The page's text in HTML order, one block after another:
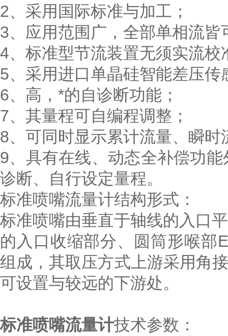
2、采用国际标准与加工；
3、应用范围广，全部单相流
4、标准型节流装置无须实流校
5、采用进口单晶硅智能差压传
6、高，*的自诊断功能；
7、其量程可自编程调整；
8、可同时显示累计流量、瞬时
9、具有在线、动态全补偿功
诊断、自行设定量程。
标准喷嘴流量计结构形式：
标准喷嘴由垂直于轴线的入口
的入口收缩部分、圆筒形喉部
组成，其取压方式上游采用角
可设置与较远的下游处。
标准喷嘴流量计技术参数：